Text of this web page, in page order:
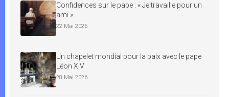
Confidences sur le pape : « Je travaille pour un
ami »
22 Mai 2026
Un chapelet mondial pour la paix avec le pape
Léon XIV
28 Mai 2026